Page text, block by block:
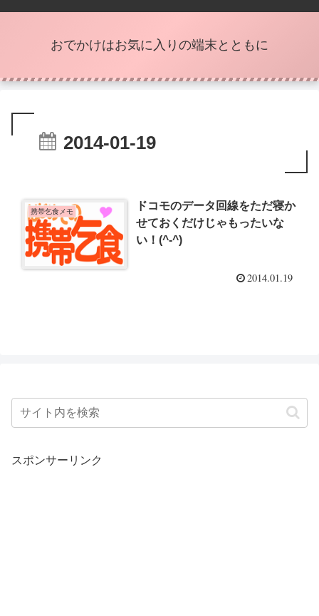
おでかけはお気に入りの端末とともに
2014-01-19
携帯乞食メモ
ドコモのデータ回線をただ寝か
せておくだけじゃもったいな
い！(^-^)
2014.01.19
スポンサーリンク